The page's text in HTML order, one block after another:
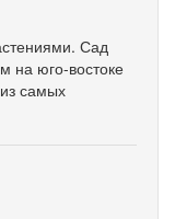
Сад
на юго-востоке
самых